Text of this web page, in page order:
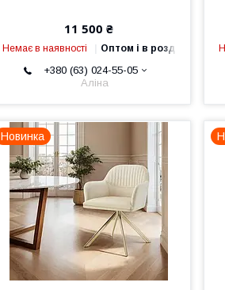
11 500 ₴
Немає в наявності Оптом і в роздріб
+380 (63) 024-55-05
Аліна
Новинка